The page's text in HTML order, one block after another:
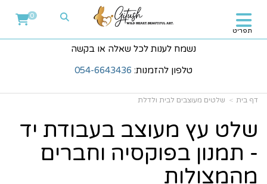
נשמח לענות לכל שאלה או בקשה
טלפון להזמנות: 054-6643436
תפריט
0
דף בית שלטים מעוצבים לבית ולדלת
שלט עץ מעוצב בעבודת יד
- תמנון בפוקסיה וחברים
מהמצולות